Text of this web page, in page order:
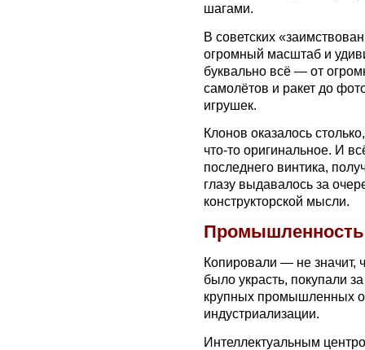
шагами.
В советских
огромный масштаб и
буквально всё — от
самолётов и ракет до
игрушек.
Клонов оказалось
что-то оригинальное. И
последнего винтика,
глазу выдавалось за
конструкторской мысли.
Промышленность
Копировали — не значит,
было украсть, покупали
крупных промышленных
индустриализации.
Интеллектуальным